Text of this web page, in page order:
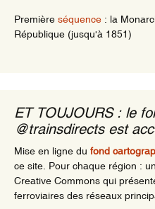
Première séquence : la
République (jusqu'à 1851)
ET TOUJOURS : le
@trainsdirects est
Mise en ligne du fond
ce site. Pour chaque région :
Creative Commons qui
ferroviaires des réseaux